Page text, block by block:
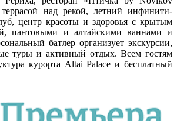
над рекой, летний инфинити-
центр красоты и здоровья с крытым
пантовыми и алтайскими ваннами и
батлер организует экскурсии,
туры и активный отдых. Всем гостям
курорта Altai Palace и бесплатный